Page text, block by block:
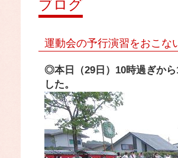
ブログ
運動会の予行演習をおこな
◎本日（29日）10時過ぎか
した。